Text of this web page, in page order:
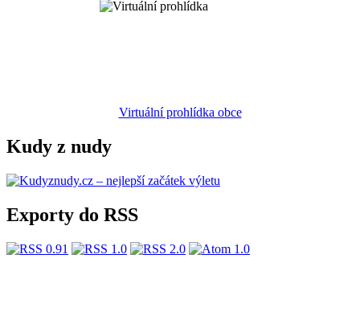
Virtuální prohlídka obce
Kudy z nudy
Exporty do RSS